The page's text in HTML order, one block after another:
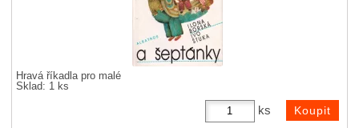
Hravá říkadla pro malé
Sklad: 1 ks
ks